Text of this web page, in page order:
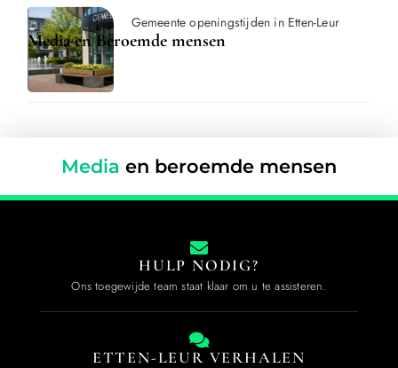
Gemeente openingstijden in Etten-Leur
Media en Beroemde mensen
Media en beroemde mensen
HULP NODIG?
Ons toegewijde team staat klaar om u te assisteren.
ETTEN-LEUR VERHALEN